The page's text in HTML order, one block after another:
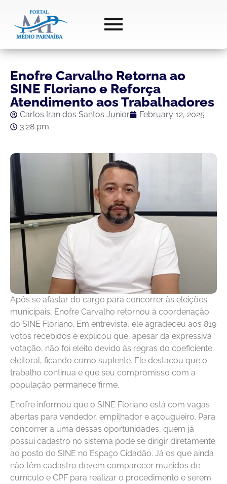
Enofre Carvalho Retorna ao
SINE Floriano e Reforça
Atendimento aos Trabalhadores
Carlos Iran dos Santos Junior
February 12, 2025
3:28 pm
Após se afastar do cargo para concorrer às eleições
municipais, Enofre Carvalho retornou à coordenação
do SINE Floriano. Em entrevista, ele agradeceu aos 819
votos recebidos e explicou que, apesar da expressiva
votação, não foi eleito devido às regras do coeficiente
eleitoral, ficando como suplente. Ele destacou que o
trabalho continua e que seu compromisso com a
população permanece firme.
Enofre informou que o SINE Floriano está com vagas
abertas para vendedor, empilhador e açougueiro. Para
concorrer a uma dessas oportunidades, quem já
possui cadastro no sistema pode se dirigir diretamente
ao posto do SINE no Espaço Cidadão. Já os que ainda
não têm cadastro devem comparecer munidos de
currículo e CPF para realizar o procedimento e serem